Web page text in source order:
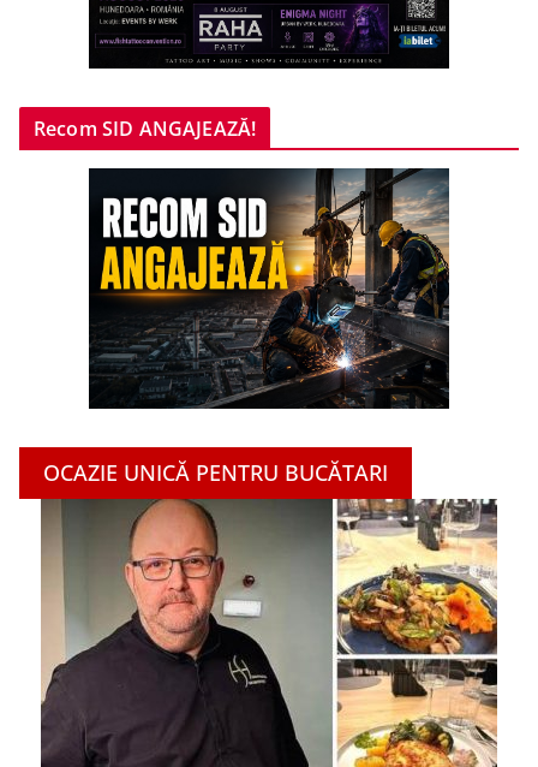
Recom SID ANGAJEAZĂ!
OCAZIE UNICĂ PENTRU BUCĂTARI